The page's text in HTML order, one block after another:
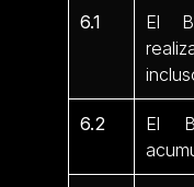
6.1
El
6.2
El